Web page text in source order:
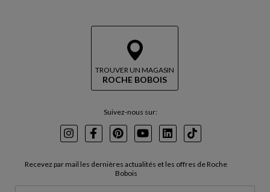
TROUVER UN MAGASIN
ROCHE BOBOIS
Suivez-nous sur:
InstagramFacebookPinterest
YoutubeLinkedInTikTok
Recevez par mail les dernières actualités et les offres de Roche
Bobois